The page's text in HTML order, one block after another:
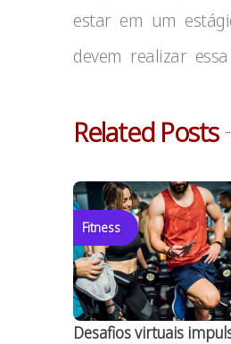
estar em um
devem realizar
Related Posts
Fitness
Desafios virtuais